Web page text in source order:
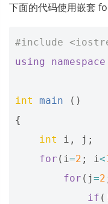
下面的代码使用嵌套
#include
using
namespace
int main
()
{
int
i , j ;
for ( i=2 ; i<
for ( j =2
if (